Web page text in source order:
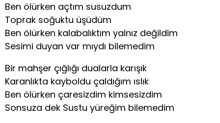
Ben ölürken açtım susuzdum
Toprak soğuktu üşüdüm
Ben ölürken kalabalıktım yalnız değildim
Sesimi duyan var mıydı bilemedim
Bir mahşer çığlığı dualarla karışık
Karanlıkta kayboldu çaldığım ıslık
Ben ölürken çaresizdim kimsesizdim
Sonsuza dek Sustu yüreğim bilemedim